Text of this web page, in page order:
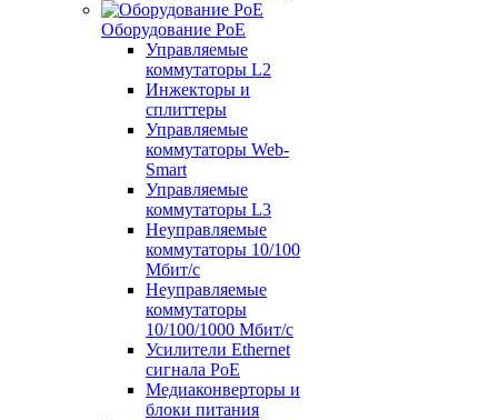
Оборудование PoE
Управляемые
коммутаторы L2
Инжекторы и
сплиттеры
Управляемые
коммутаторы Web-
Smart
Управляемые
коммутаторы L3
Неуправляемые
коммутаторы 10/100
Мбит/с
Неуправляемые
коммутаторы
10/100/1000 Мбит/с
Усилители Ethernet
сигнала PoE
Медиаконверторы и
блоки питания